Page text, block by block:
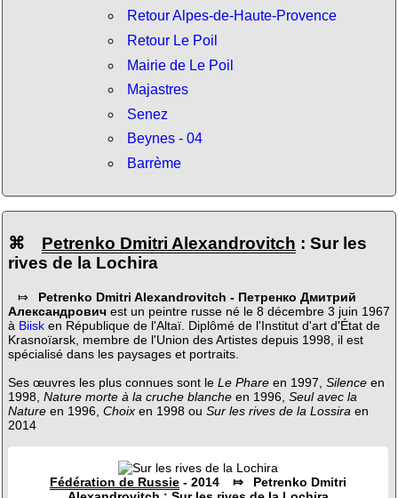
Retour Alpes-de-Haute-Provence
Retour Le Poil
Mairie de Le Poil
Majastres
Senez
Beynes - 04
Barrème
⌘ Petrenko Dmitri Alexandrovitch : Sur les
rives de la Lochira
⤇ Petrenko Dmitri Alexandrovitch - Петренко Дмитрий
Александровичest un peintre russe né le 8 décembre 3 juin 1967
à Biisken République de l'Altaï. Diplômé de l'Institut d'art d'État de
Krasnoïarsk, membre de l'Union des Artistes depuis 1998, il est
spécialisé dans les paysages et portraits.
Ses œuvres les plus connues sont le Le Phareen 1997, Silenceen
1998, Nature morte à la cruche blancheen 1996, Seul avec la
Natureen 1996, Choixen 1998 ou Sur les rives de la Lossira en
2014
Fédération de Russie- 2014 ⤇ Petrenko Dmitri